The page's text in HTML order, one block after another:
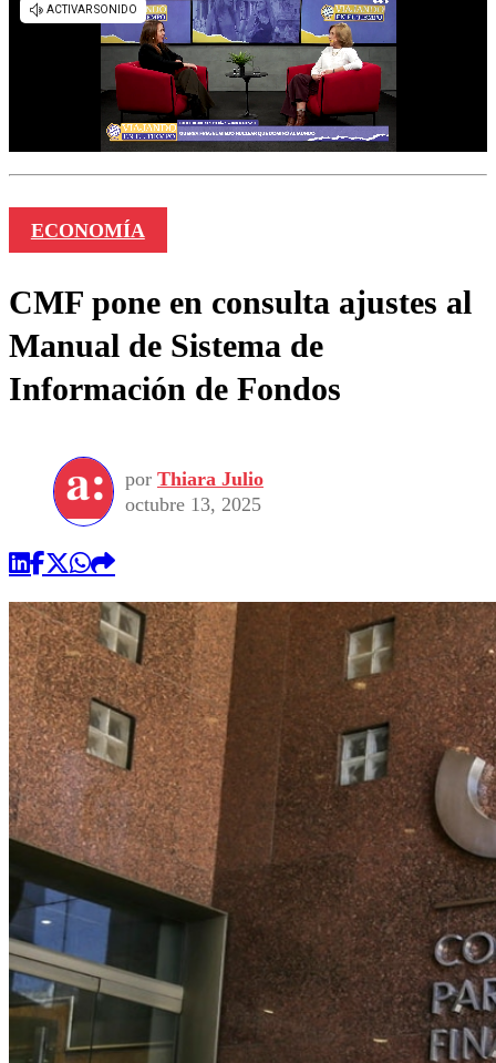
ECONOMÍA
CMF pone en consulta ajustes al
Manual de Sistema de
Información de Fondos
por Thiara Julio
octubre 13, 2025